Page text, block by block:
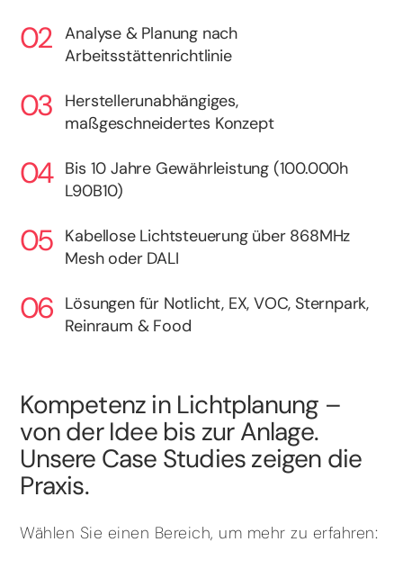
Analyse & Planung nach
Arbeitsstättenrichtlinie
Herstellerunabhängiges,
maßgeschneidertes Konzept
Bis 10 Jahre Gewährleistung (100.000h
L90B10)
Kabellose Lichtsteuerung über 868MHz
Mesh oder DALI
Lösungen für Notlicht, EX, VOC, Sternpark,
Reinraum & Food
Kompetenz in Lichtplanung –
von der Idee bis zur Anlage.
Unsere Case Studies zeigen die
Praxis.
Wählen Sie einen Bereich, um mehr zu erfahren: